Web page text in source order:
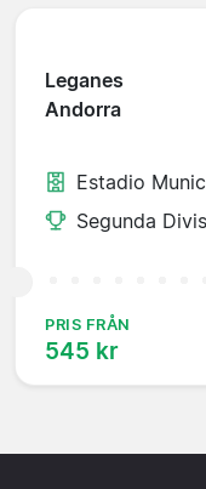
Leganes
Andorra
Estadio
Segunda
PRIS FRÅN
545 kr